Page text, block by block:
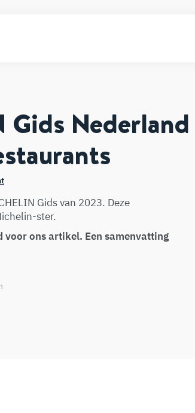
Gids
Gids van 2023. Deze
ster.
voor ons artikel. Een samenvatting